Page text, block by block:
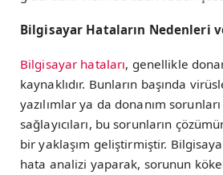
Bilgisayar Hataların Nedenleri
Bilgisayar hataları, genellikle
kaynaklıdır. Bunların başında
yazılımlar ya da donanım
sağlayıcıları, bu sorunların
bir yaklaşım geliştirmiştir.
hata analizi yaparak, sorunun